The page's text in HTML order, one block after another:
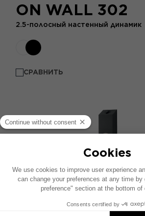
ON WALL 302
2.5-полосный настенный динамик
СРАВНИТЬ